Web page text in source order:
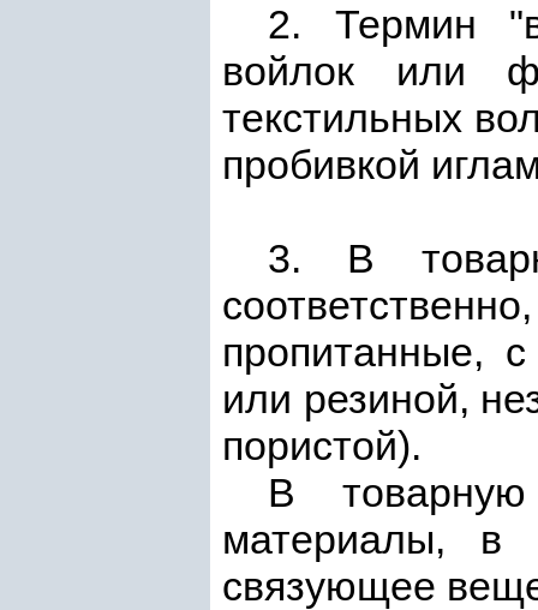
2. Термин
войлок или
текстильных
пробивкой
3. В
пропитанные,
или резиной,
пористой).
В
материалы, в
связующее